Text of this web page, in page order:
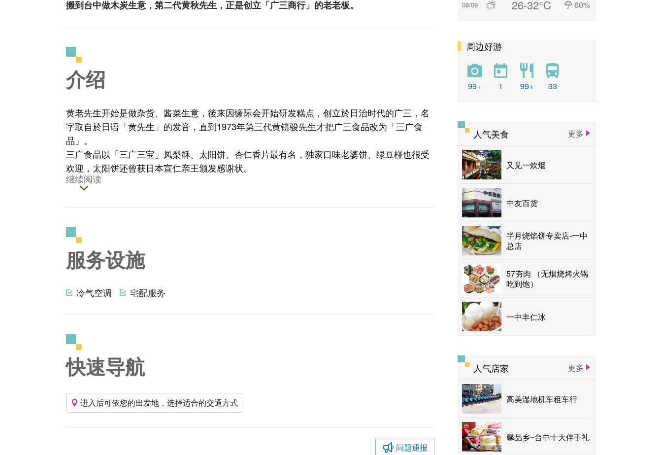
搬到台中做木炭生意，第二代黄秋先生，正是创立「广三商行」的老老板。
介绍
黄老先生开始是做杂货、酱菜生意，後来因缘际会开始研发糕点，创立於日治时代的广三，名
字取自於日语「黄先生」的发音，直到1973年第三代黄镜骏先生才把广三食品改为「三广食
品」。
三广食品以「三广三宝」凤梨酥、太阳饼、杏仁香片最有名，独家口味老婆饼、绿豆椪也很受
欢迎，太阳饼还曾获日本宣仁亲王颁发感谢状。
继续阅读
服务设施
冷气空调 宅配服务
快速导航
进入后可依您的出发地，选择适合的交通方式
问题通报
08/09 26-32°C 60%
周边好游
99+ 1 99+ 33
人气美食 更多
又见一炊烟
中友百货
半月烧馅饼专卖店-一中
总店
57夯肉 （无烟烧烤火锅
吃到饱）
一中丰仁冰
人气店家 更多
高美湿地机车租车行
馨品乡~台中十大伴手礼